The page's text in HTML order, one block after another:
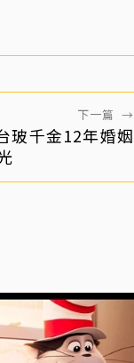
下一篇 →
玻千金12年婚姻